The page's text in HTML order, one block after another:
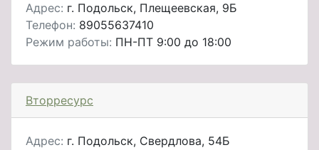
Адрес: г. Подольск, Плещеевская, 9Б
Телефон: 89055637410
Режим работы: ПН-ПТ 9:00 до 18:00
Вторресурс
Адрес: г. Подольск, Свердлова, 54Б